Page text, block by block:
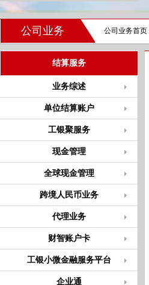
公司业务 公司业务首页
结算服务
业务综述
单位结算账户
工银聚服务
现金管理
全球现金管理
跨境人民币业务
代理业务
财智账户卡
工银小微金融服务平台
企业通